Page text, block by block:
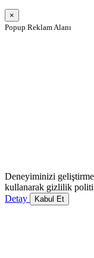
×
Popup Reklam Alanı
Deneyiminizi
kullanarak gizlilik
Detay
Kabul Et